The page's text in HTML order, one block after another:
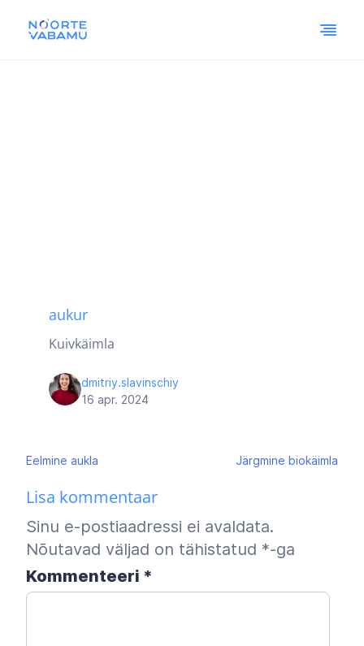
aukur
Kuivkäimla
dmitriy.slavinschiy
16 apr. 2024
Navigeerimine
Eelmine aukla Järgmine biokäimla
Lisa kommentaar
Sinu e-postiaadressi ei avaldata.
Nõutavad väljad on tähistatud *-ga
Kommenteeri *